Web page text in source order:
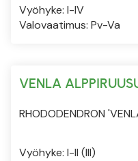
Vyöhyke: I-IV
Valovaatimus: Pv-Va
VENLA
RHODODENDRON
Vyöhyke: I-II (III)